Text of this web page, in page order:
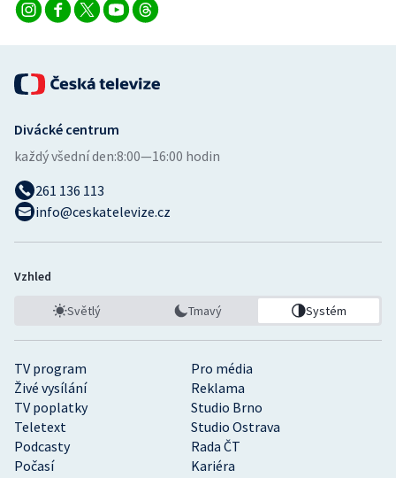
TV program
Pro média
Živé vysílání
Reklama
TV poplatky
Studio Brno
Teletext
Studio Ostrava
Podcasty
Rada ČT
Počasí
Kariéra
Divácké centrum
každý všední den:8:00—16:00 hodin
261 136 113
info@ceskatelevize.cz
Vzhled
Světlý Tmavý Systém